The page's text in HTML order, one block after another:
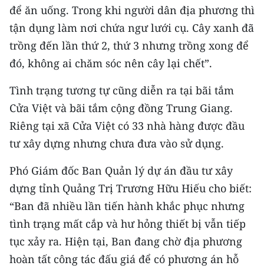
CHUYÊN ĐỀ
CÁC CHUYÊN TRANG
THỜI NAY
NHÂN DÂN CUỐI TUẦN
MUA BÁO
ĐỌC BÁO IN
ENGLISH
để ăn uống. Trong khi người dân địa phương thì
tận dụng làm nơi chứa ngư lưới cụ. Cây xanh đã
trồng đến lần thứ 2, thứ 3 nhưng trồng xong để
đó, không ai chăm sóc nên cây lại chết”.
Tình trạng tương tự cũng diễn ra tại bãi tắm
Cửa Việt và bãi tắm cộng đồng Trung Giang.
Riêng tại xã Cửa Việt có 33 nhà hàng được đầu
tư xây dựng nhưng chưa đưa vào sử dụng.
Phó Giám đốc Ban Quản lý dự án đầu tư xây
dựng tỉnh Quảng Trị Trương Hữu Hiếu cho biết:
“Ban đã nhiều lần tiến hành khắc phục nhưng
tình trạng mất cắp và hư hỏng thiết bị vẫn tiếp
tục xảy ra. Hiện tại, Ban đang chờ địa phương
hoàn tất công tác đấu giá để có phương án hỗ